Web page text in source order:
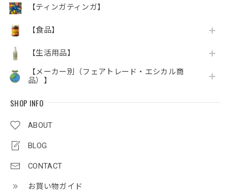
【ティンガティンガ】
【食品】
【生活用品】
【メーカー別（フェアトレード・エシカル商
品）】
SHOP INFO
ABOUT
BLOG
CONTACT
お買い物ガイド